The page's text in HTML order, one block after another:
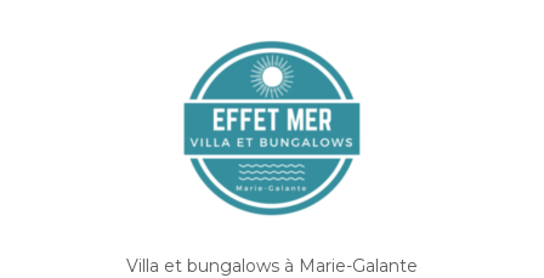
Villa et bungalows à Marie-Galante